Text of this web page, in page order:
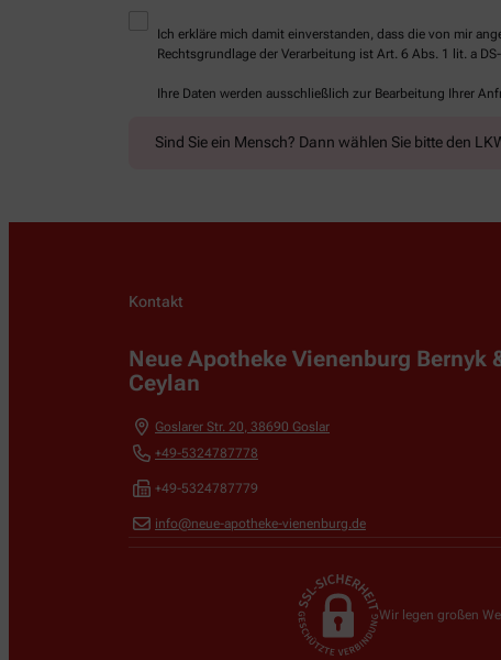
Ich erkläre mich damit einverstanden, dass die von mir
Rechtsgrundlage der Verarbeitung ist Art. 6 Abs. 1 lit. a
Ihre Daten werden ausschließlich zur Bearbeitung Ihrer
Sind Sie ein Mensch? Dann wählen Sie bitteden
Kontakt
Neue Apotheke Vienenburg Bernyk
Ceylan
Goslarer Str. 20, 38690 Goslar
+49-5324787778
+49-5324787779
info@neue-apotheke-vienenburg.de
Wir legen großen